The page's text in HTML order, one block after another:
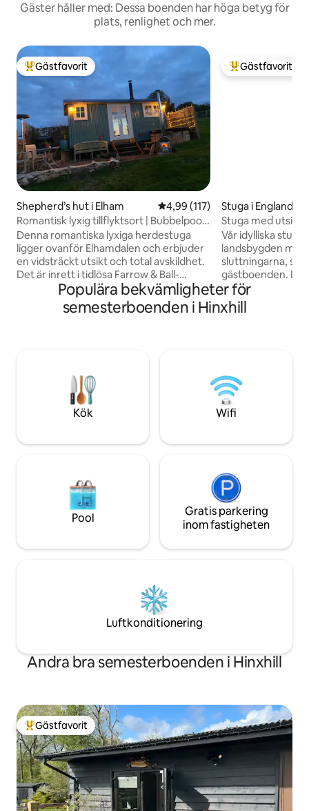
Gäster håller med: Dessa boenden har höga betyg för
plats, renlighet och mer.
Populär gästfavorit
Gästfavorit
Shepherd’s hut i Elham 4,99 av 5 i genomsnittligt
4,99 (117)
Romantisk lyxig tillflyktsort | Bubbelpool
och utsikt över solnedgången
Denna romantiska lyxiga herdestuga
ligger ovanför Elhamdalen och erbjuder
en vidsträckt utsikt och total avskildhet.
Det är inrett i tidlösa Farrow & Ball-
nyanser med Liberty-tyger och har en
mjuk ankdunssäng, vedspis, mjuka
våffelmorgonrockar och tofflor. Koppla
Valais Blacknose-får, getter och höns.
Bara några minuters promenad från den
prisbelönta gastropuben Kings Arms.
Populär
Gästfavorit
Stuga i England
Stuga med utsikt.
Vår idylliska stuga
landsbygden
sluttningarna,
gästboenden. Det är separat från
huvudfamiljens
mysigt/avskilt
vardagsrum i
kvällskameror för
kan titta på fåglar
och grävlingar
Populära bekvämligheter för
semesterboenden i Hinxhill
Kök Wifi
Pool
Gratis parkering
inom fastigheten
Luftkonditionering
Andra bra semesterboenden i Hinxhill
Populär gästfavorit
Gästfavorit